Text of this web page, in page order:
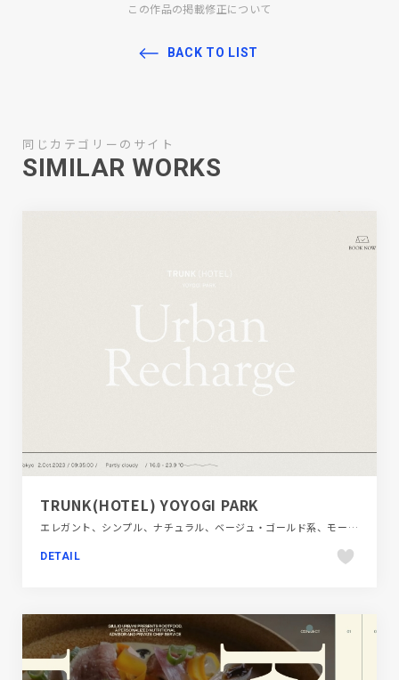
この作品の掲載修正について
BACK TO LIST
同じカテゴリーのサイト
SIMILAR WORKS
TRUNK(HOTEL) YOYOGI PARK
エレガント、シンプル、ナチュラル、ベージュ・ゴールド系、モーション多め、施設・店舗サイト、旅行・ホテル・観光
DETAIL